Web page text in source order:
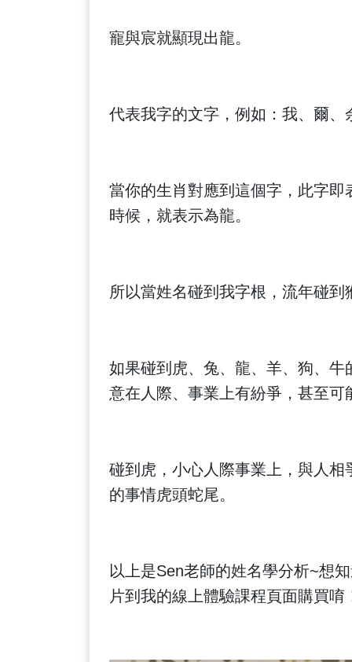
寵與宸就顯現出龍。
代表我字的文字，例如：我、爾
當你的生肖對應到這個字，此字
時候，就表示為龍。
所以當姓名碰到我字根，流年碰
如果碰到虎、兔、龍、羊、狗、
意在人際、事業上有紛爭，甚至可
碰到虎，小心人際事業上，與人
的事情虎頭蛇尾。
以上是Sen老師的姓名學分析~想
片到我的線上體驗課程頁面購買